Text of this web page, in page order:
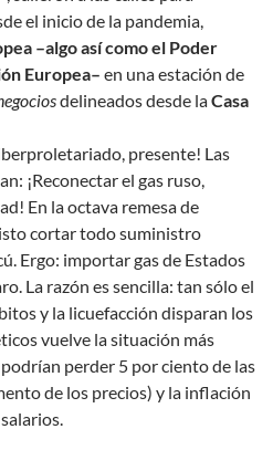
el inicio de la pandemia,
–algo así como el Poder
Europea– en una estación de
delineados desde laCasa
presente! Las
¡Reconectar el gas ruso,
En la octava remesa de
cortar todo suministro
Ergo: importar gas de Estados
La razón es sencilla: tan sólo el
y la licuefacción disparan los
vuelve la situación más
perder 5 por ciento de las
de los precios) y la inflación